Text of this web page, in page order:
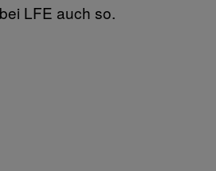
LFE auch so.